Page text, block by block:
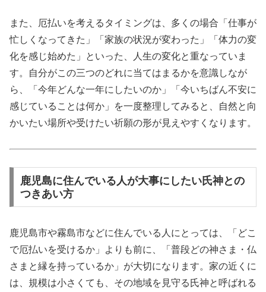
また、厄払いを考えるタイミングは、多くの場合「仕事が
忙しくなってきた」「家族の状況が変わった」「体力の変
化を感じ始めた」といった、人生の変化と重なっていま
す。自分がこの三つのどれに当てはまるかを意識しなが
ら、「今年どんな一年にしたいのか」「今いちばん不安に
感じていることは何か」を一度整理してみると、自然と向
かいたい場所や受けたい祈願の形が見えやすくなります。
鹿児島に住んでいる人が大事にしたい氏神との
つきあい方
鹿児島市や霧島市などに住んでいる人にとっては、「どこ
で厄払いを受けるか」よりも前に、「普段どの神さま・仏
さまと縁を持っているか」が大切になります。家の近くに
は、規模は小さくても、その地域を見守る氏神と呼ばれる